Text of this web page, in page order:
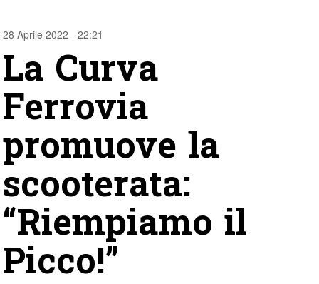
28 Aprile 2022 - 22:21
La Curva
Ferrovia
promuove la
scooterata:
“Riempiamo il
Picco!”